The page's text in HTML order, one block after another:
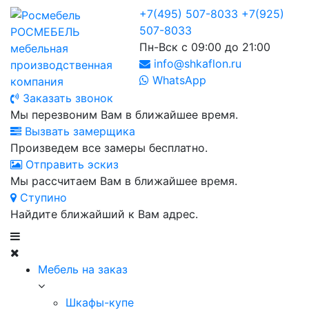
РОСМЕБЕЛЬ
мебельная
производственная
компания
+7(495) 507-8033 +7(925)
507-8033
Пн-Вск с 09:00 до 21:00
info@shkaflon.ru
WhatsApp
Заказать звонок
Мы перезвоним Вам в ближайшее время.
Вызвать замерщика
Произведем все замеры бесплатно.
Отправить эскиз
Мы рассчитаем Вам в ближайшее время.
Ступино
Найдите ближайший к Вам адрес.
Мебель на заказ
Шкафы-купе